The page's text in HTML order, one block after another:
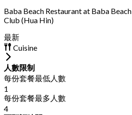
Baba Beach Restaurant at Baba Beach
Club (Hua Hin)
最新
Cuisine
人數限制
每份套餐最低人數
1
每份套餐最多人數
4